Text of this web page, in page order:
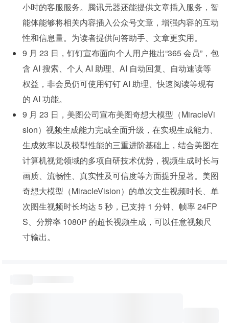
小时的客服服务。腾讯元器还能提供文章插入服务，智
能体能够将相关内容插入公众号文章，增强内容的互动
性和信息量。为读者提供问答助手、文章更实用。
9 月 23 日，钉钉宣布面向个人用户推出“365 会员”，包
含 AI 搜索、个人 AI 助理、AI 自动回复、自动速读等
权益，非会员仍可使用钉钉 AI 助理、快速阅读等现有
的 AI 功能。
9 月 23 日，美图公司宣布美图奇想大模型（MiracleVi
sion）视频生成能力完成全面升级，在实现生成能力、
生成效率以及模型性能的三重进阶基础上，结合美图在
计算机视觉领域的多项自研技术优势，视频生成时长与
画质、流畅性、真实性及可信度等方面提升显著。美图
奇想大模型（MiracleVision）的单次文生视频时长、单
次图生视频时长均达 5 秒，已支持 1 分钟、帧率 24FP
S、分辨率 1080P 的超长视频生成，可以任意视频尺
寸输出。